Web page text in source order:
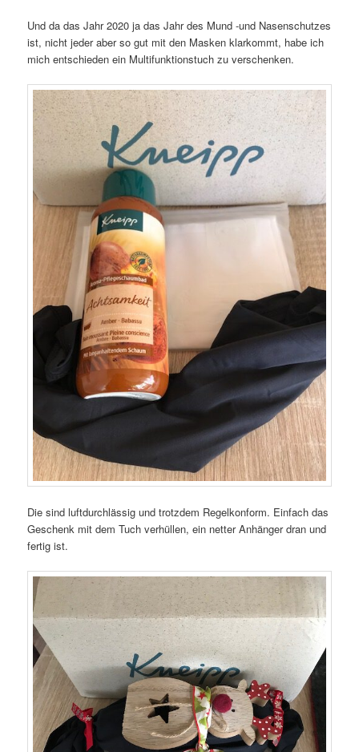
Und da das Jahr 2020 ja das Jahr des Mund -und Nasenschutzes
ist, nicht jeder aber so gut mit den Masken klarkommt, habe ich
mich entschieden ein Multifunktionstuch zu verschenken.
Die sind luftdurchlässig und trotzdem Regelkonform. Einfach das
Geschenk mit dem Tuch verhüllen, ein netter Anhänger dran und
fertig ist.